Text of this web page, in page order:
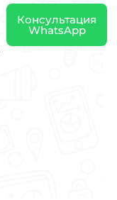
Консультация
WhatsApp